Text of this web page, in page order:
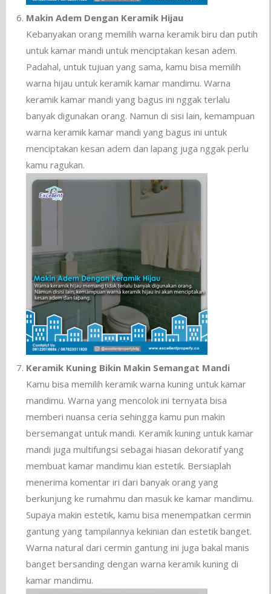
Makin Adem Dengan Keramik Hijau
Kebanyakan orang memilih warna keramik biru dan putih
untuk kamar mandi untuk menciptakan kesan adem.
Padahal, untuk tujuan yang sama, kamu bisa memilih
warna hijau untuk keramik kamar mandimu. Warna
keramik kamar mandi yang bagus ini nggak terlalu
banyak digunakan orang. Namun di sisi lain, kemampuan
warna keramik kamar mandi yang bagus ini untuk
menciptakan kesan adem dan lapang juga nggak perlu
kamu ragukan.
Keramik Kuning Bikin Makin Semangat Mandi
Kamu bisa memilih keramik warna kuning untuk kamar
mandimu. Warna yang mencolok ini ternyata bisa
memberi nuansa ceria sehingga kamu pun makin
bersemangat untuk mandi. Keramik kuning untuk kamar
mandi juga multifungsi sebagai hiasan dekoratif yang
membuat kamar mandimu kian estetik. Bersiaplah
menerima komentar iri dari banyak orang yang
berkunjung ke rumahmu dan masuk ke kamar mandimu.
Supaya makin estetik, kamu bisa menempatkan cermin
gantung yang tampilannya kekinian dan estetik banget.
Warna natural dari cermin gantung ini juga bakal manis
banget bersanding dengan warna keramik kuning di
kamar mandimu.